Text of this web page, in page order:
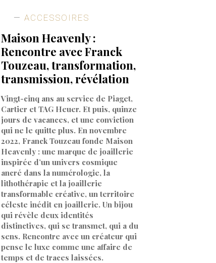
ACCESSOIRES
Maison Heavenly :
Rencontre avec Franck
Touzeau, transformation,
transmission, révélation
Vingt-cinq ans au service de Piaget,
Cartier et TAG Heuer. Et puis, quinze
jours de vacances, et une conviction
qui ne le quitte plus. En novembre
2022, Franck Touzeau fonde Maison
Heavenly : une marque de joaillerie
inspirée d’un univers cosmique
ancré dans la numérologie, la
lithothérapie et la joaillerie
transformable créative, un territoire
céleste inédit en joaillerie. Un bijou
qui révèle deux identités
distinctives, qui se transmet, qui a du
sens. Rencontre avec un créateur qui
pense le luxe comme une affaire de
temps et de traces laissées.